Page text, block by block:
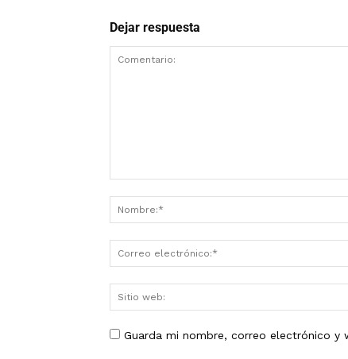
Dejar respuesta
Guarda mi nombre, correo electrónico y